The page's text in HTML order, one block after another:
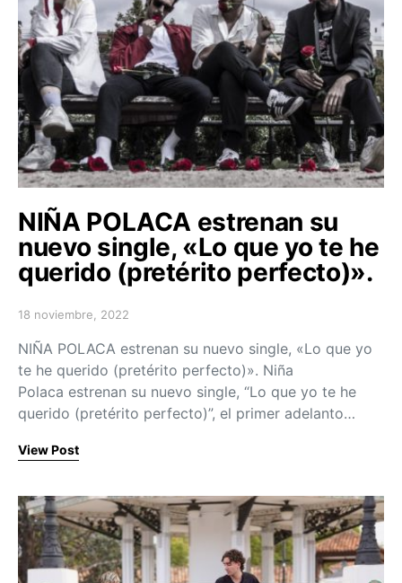
NIÑA POLACA estrenan su
nuevo single, «Lo que yo te he
querido (pretérito perfecto)».
Posted on
18 noviembre, 2022
NIÑA POLACA estrenan su nuevo single, «Lo que yo
te he querido (pretérito perfecto)». Niña
Polaca estrenan su nuevo single, “Lo que yo te he
querido (pretérito perfecto)”, el primer adelanto…
View Post